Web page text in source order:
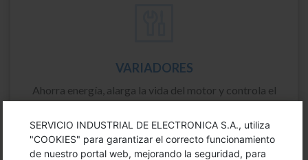
VARIADORES
Ahorra energía, alarga la vida del motor y controla el
ajustar velocidad, par y consumo sin castigar ni la
máquina ni la factura eléctrica.
SERVICIO INDUSTRIAL DE ELECTRONICA S.A., utiliza
"COOKIES" para garantizar el correcto funcionamiento
de nuestro portal web, mejorando la seguridad, para